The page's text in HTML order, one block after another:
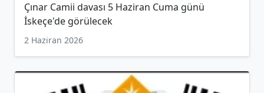
Çınar Camii davası 5 Haziran Cuma günü
İskeçe'de görülecek
2 Haziran 2026